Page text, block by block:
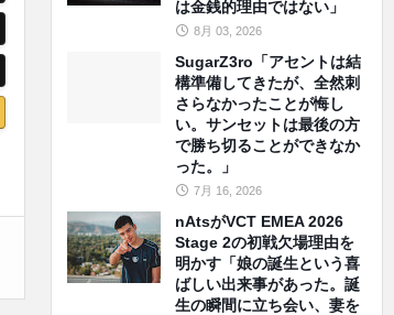
は金銭的理由ではない」
8月 03, 2026
SugarZ3ro「アセントは結
構準備してきたが、全然刺
さらなかったことが悔し
い。サンセットは最後の方
で勝ち切ることができなか
った。」
7月 16, 2026
nAtsがVCT EMEA 2026
Stage 2の初戦欠場理由を
明かす「娘の誕生という喜
ばしい出来事があった。誕
生の瞬間に立ち会い、妻を